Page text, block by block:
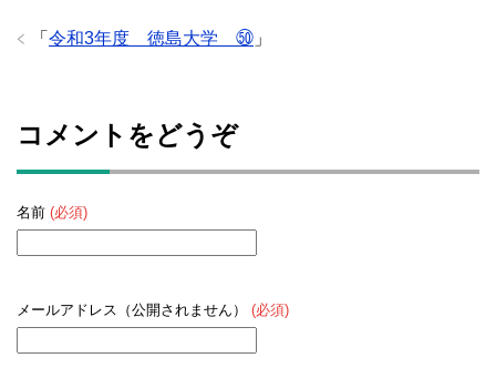
「 令和3年度 徳島大学 ㊿ 」
コメントをどうぞ
名前 (必須)
メールアドレス（公開されません） (必須)